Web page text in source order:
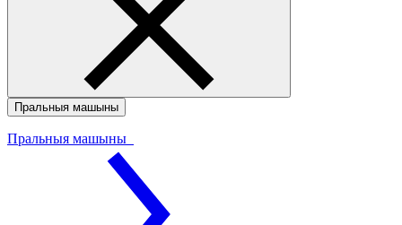
Пральныя машыны
Пральныя машыны